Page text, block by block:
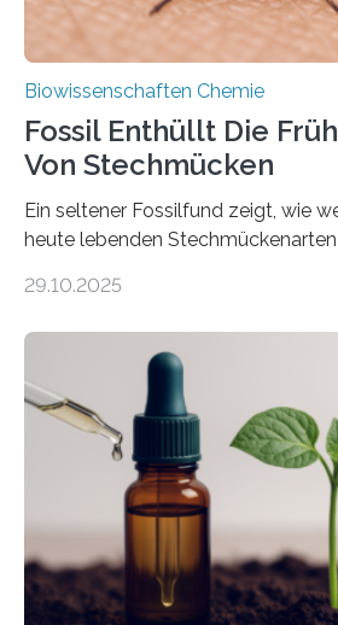
Biowissenschaften Chemie
Fossil Enthüllt Die
Von Stechmücken
Ein seltener Fossilfund zeigt, wie
heute lebenden
Forschende die bisher älteste
Region Kachin in Myanmar und hat
ausgezeichnetem Zustand
Art einer neuen Gattung
nun den Namen Cretosabethes
fossile Nachweis einer
stellt gleichzeitig den ersten
Mückenlarve aus dem Mesozoikum
29.10.2025